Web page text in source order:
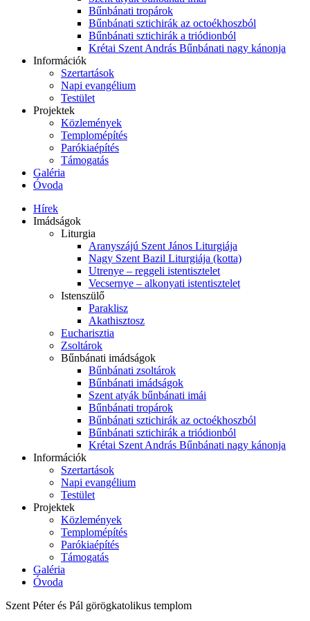
Bűnbánati tropárok
Bűnbánati sztichirák az octoékhoszból
Bűnbánati sztichirák a triódionból
Krétai Szent András Bűnbánati nagy kánonja
Információk
Szertartások
Napi evangélium
Testület
Projektek
Közlemények
Templomépítés
Parókiaépítés
Támogatás
Galéria
Óvoda
Hírek
Imádságok
Liturgia
Aranyszájú Szent János Liturgiája
Nagy Szent Bazil Liturgiája (kotta)
Utrenye – reggeli istentisztelet
Vecsernye – alkonyati istentisztelet
Istenszülő
Paraklisz
Akathisztosz
Eucharisztia
Zsoltárok
Bűnbánati imádságok
Bűnbánati zsoltárok
Bűnbánati imádságok
Szent atyák bűnbánati imái
Bűnbánati tropárok
Bűnbánati sztichirák az octoékhoszból
Bűnbánati sztichirák a triódionból
Krétai Szent András Bűnbánati nagy kánonja
Információk
Szertartások
Napi evangélium
Testület
Projektek
Közlemények
Templomépítés
Parókiaépítés
Támogatás
Galéria
Óvoda
Szent Péter és Pál görögkatolikus templom